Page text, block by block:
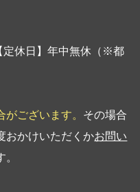
定休日】年中無休（※都
ございます。 その場合
おかけいただくかお問い